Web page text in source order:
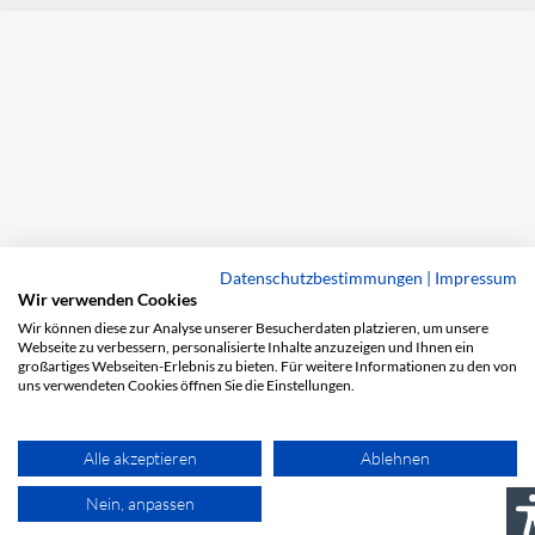
Datenschutzbestimmungen | Impressum
Wir verwenden Cookies
Wir können diese zur Analyse unserer Besucherdaten platzieren, um unsere
Webseite zu verbessern, personalisierte Inhalte anzuzeigen und Ihnen ein
großartiges Webseiten-Erlebnis zu bieten. Für weitere Informationen zu den von
uns verwendeten Cookies öffnen Sie die Einstellungen.
Alle akzeptieren Ablehnen
Nein, anpassen